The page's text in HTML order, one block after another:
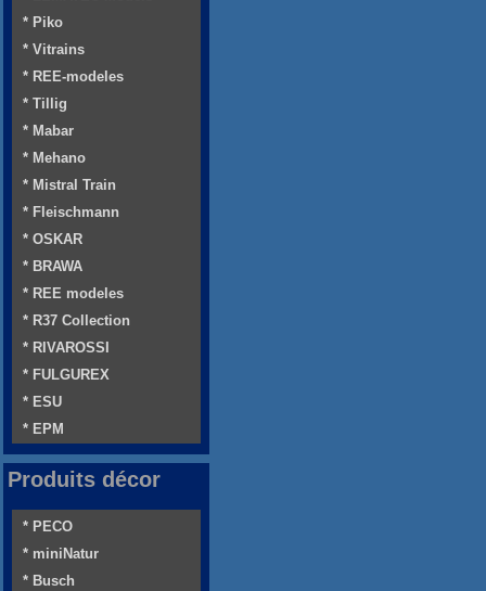
* Piko
* Vitrains
* REE-modeles
* Tillig
* Mabar
* Mehano
* Mistral Train
* Fleischmann
* OSKAR
* BRAWA
* REE modeles
* R37 Collection
* RIVAROSSI
* FULGUREX
* ESU
* EPM
Produits décor
* PECO
* miniNatur
* Busch